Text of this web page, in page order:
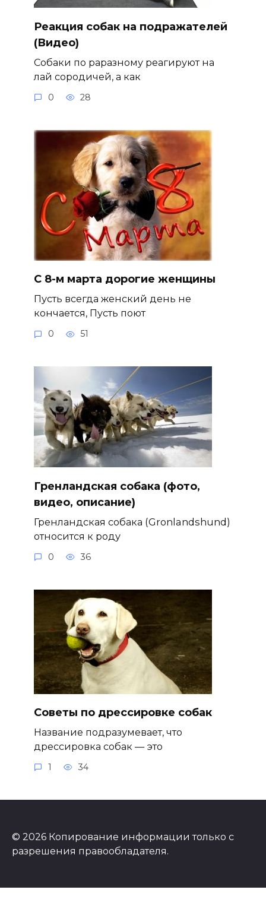
Реакция собак на подражателей
(Видео)
Собаки по раразному реагируют на
лай сородичей, а как
0 28
С 8-м марта дорогие женщины
Пусть всегда женский день не
кончается, Пусть поют
0 51
Гренландская собака (фото,
видео, описание)
Гренландская собака (Gronlandshund)
относится к роду
0 36
Советы по дрессировке собак
Название подразумевает, что
дрессировка собак — это
1 34
© 2026 Копирование информации только с
разрешения правообладателя.